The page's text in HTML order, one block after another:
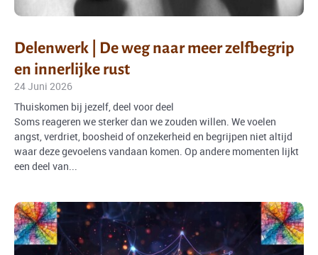
Delenwerk | De weg naar meer zelfbegrip
en innerlijke rust
24 Juni 2026
Thuiskomen bij jezelf, deel voor deel
Soms reageren we sterker dan we zouden willen. We voelen
angst, verdriet, boosheid of onzekerheid en begrijpen niet altijd
waar deze gevoelens vandaan komen. Op andere momenten lijkt
een deel van...